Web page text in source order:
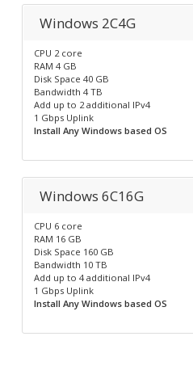
Windows 2C4G
CPU 2 core
RAM 4 GB
Disk Space 40 GB
Bandwidth 4 TB
Add up to 2 additional IPv4
1 Gbps Uplink
Install Any Windows based OS
Windows 6C16G
CPU 6 core
RAM 16 GB
Disk Space 160 GB
Bandwidth 10 TB
Add up to 4 additional IPv4
1 Gbps Uplink
Install Any Windows based OS